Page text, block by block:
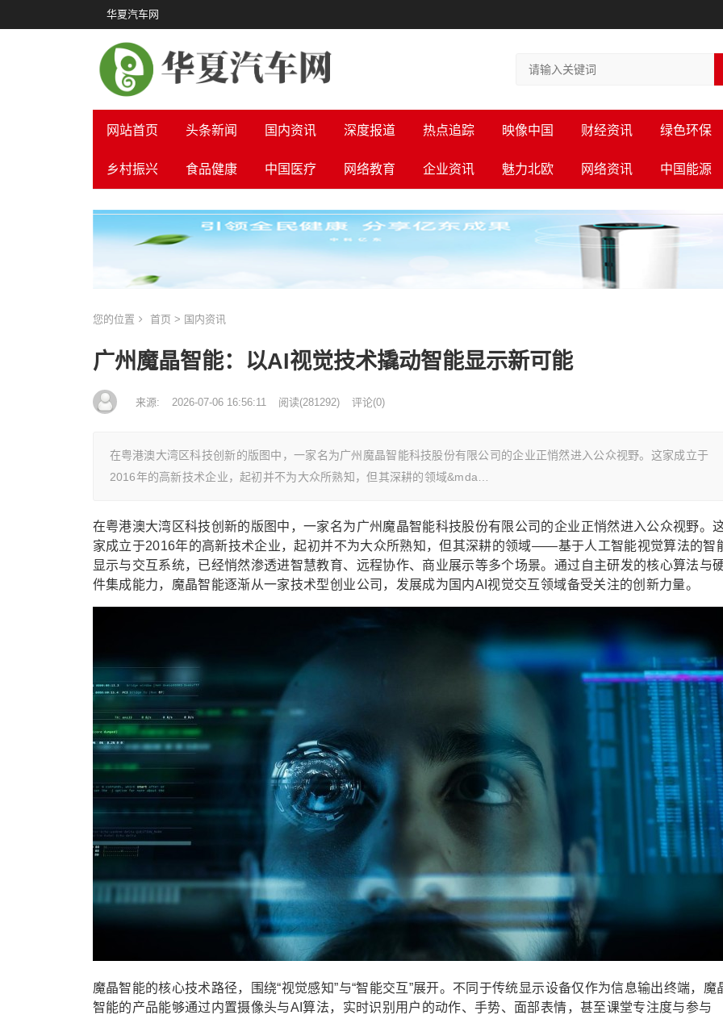
华夏汽车网
网站首页 头条新闻 国内资讯 深度报道 热点追踪 映像中国 财经资讯 绿色环保
乡村振兴 食品健康 中国医疗 网络教育 企业资讯 魅力北欧 网络资讯 中国能源
您的位置 首页 > 国内资讯
​广州魔晶智能：以AI视觉技术撬动智能显示新可能
来源: 2026-07-06 16:56:11 阅读(281292) 评论(0)
在粤港澳大湾区科技创新的版图中，一家名为广州魔晶智能科技股份有限公司的企业正悄然进入公众视野。这家成立于
2016年的高新技术企业，起初并不为大众所熟知，但其深耕的领域&mda…
在粤港澳大湾区科技创新的版图中，一家名为广州魔晶智能科技股份有限公司的企业正悄然进入公众视野。
家成立于2016年的高新技术企业，起初并不为大众所熟知，但其深耕的领域——基于人工智能视觉算法的智
显示与交互系统，已经悄然渗透进智慧教育、远程协作、商业展示等多个场景。通过自主研发的核心算法与
件集成能力，魔晶智能逐渐从一家技术型创业公司，发展成为国内AI视觉交互领域备受关注的创新力量。
魔晶智能的核心技术路径，围绕“视觉感知”与“智能交互”展开。不同于传统显示设备仅作为信息输出终端，魔
智能的产品能够通过内置摄像头与AI算法，实时识别用户的动作、手势、面部表情，甚至课堂专注度与参与